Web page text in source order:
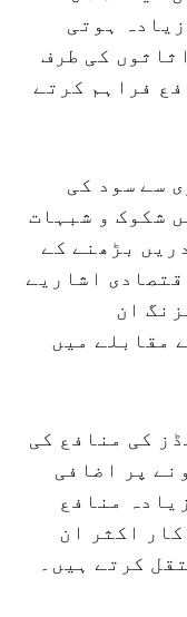
ہوتی
کی طرف
فراہم کرتے
سے سود کی
شکوک و شبہات
بڑھنے کے
اشاریے
ان
مقابلے میں
کی منافع کی
پر اضافی
منافع
اکثر ان
کرتے ہیں۔